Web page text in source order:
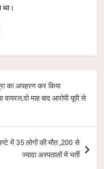
था।
का अपहरण कर किया
माह बाद आरोपी यूपी से
में 35 लोगों की मौत ,200 से
ज्यादा अस्पतालों में भर्ती